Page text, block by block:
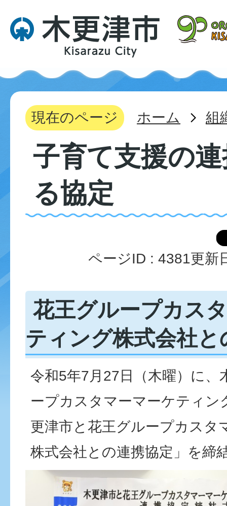
現在のページ ホーム 組
子育て支援の
る協定
ページID : 4381更新
花王グループカス
ティング株式会社と
令和5年7月27日（木曜）に、
ープカスタマーマーケティン
更津市と花王グループカスタ
株式会社との連携協定」を締